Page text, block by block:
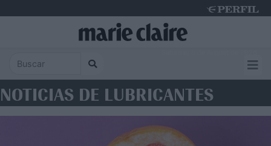
NOTICIAS DE LUBRICANTES